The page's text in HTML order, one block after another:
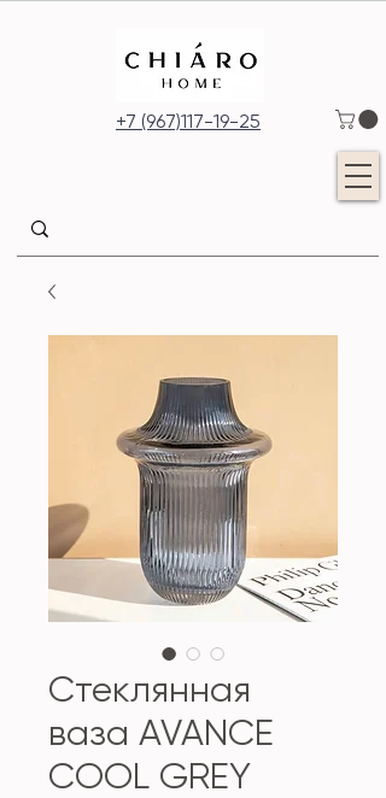
+7 (967)117-19-25
Стеклянная
ваза AVANCE
COOL GREY